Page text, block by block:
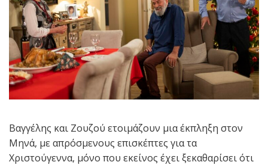
Βαγγέλης και Ζουζού ετοιμάζουν μια έκπληξη στον
Μηνά, με απρόσμενους επισκέπτες για τα
Χριστούγεννα, μόνο που εκείνος έχει ξεκαθαρίσει ότι